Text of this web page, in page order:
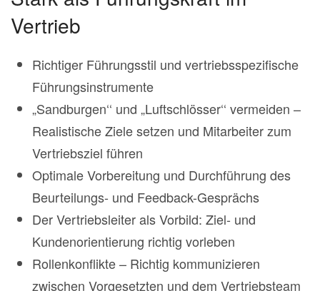
Vertrieb
Richtiger Führungsstil und vertriebsspezifische
Führungsinstrumente
„Sandburgen‘‘ und „Luftschlösser‘‘ vermeiden –
Realistische Ziele setzen und Mitarbeiter zum
Vertriebsziel führen
Optimale Vorbereitung und Durchführung des
Beurteilungs- und Feedback-Gesprächs
Der Vertriebsleiter als Vorbild: Ziel- und
Kundenorientierung richtig vorleben
Rollenkonflikte – Richtig kommunizieren
zwischen Vorgesetzten und dem Vertriebsteam